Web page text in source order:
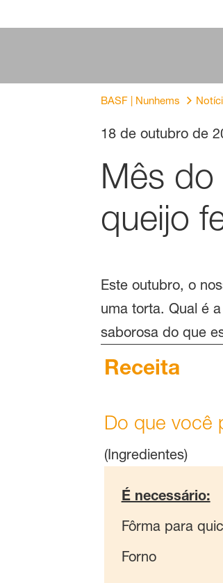
BASF | Nunhems
18 de outubro de
Mês
queijo
Este outubro, o
uma torta. Qual é
saborosa do que
Receita
Do que você
(Ingredientes)
É necessário:
Fôrma para
Forno